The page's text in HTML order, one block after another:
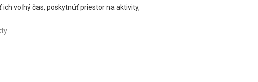
voľný čas, poskytnúť priestor na aktivity,